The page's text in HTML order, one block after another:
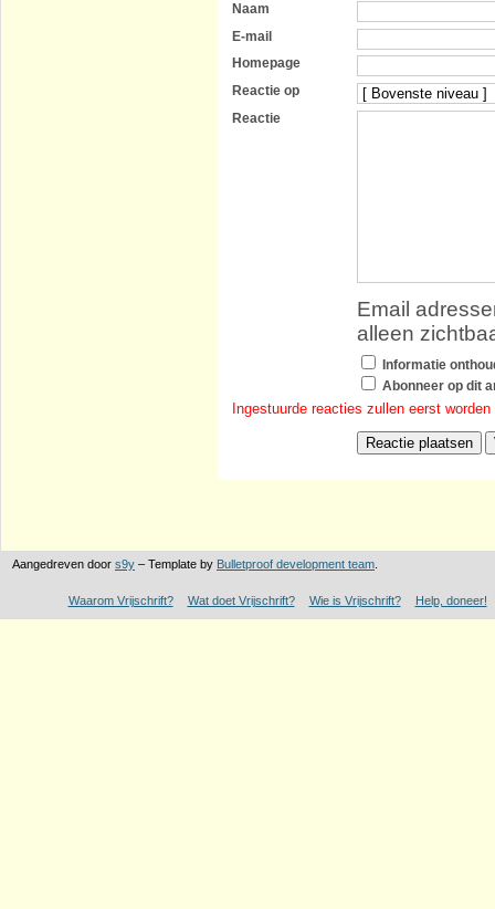
Naam
E-mail
Homepage
Reactie op
Reactie
Email
alleen
Informatie
Abonneer op dit
Ingestuurde reacties zullen eerst
Aangedreven door s9y – Template by Bulletproof development team
Waarom Vrijschrift? Wat doet Vrijschrift? Wie is Vrijschrift? Help, doneer!